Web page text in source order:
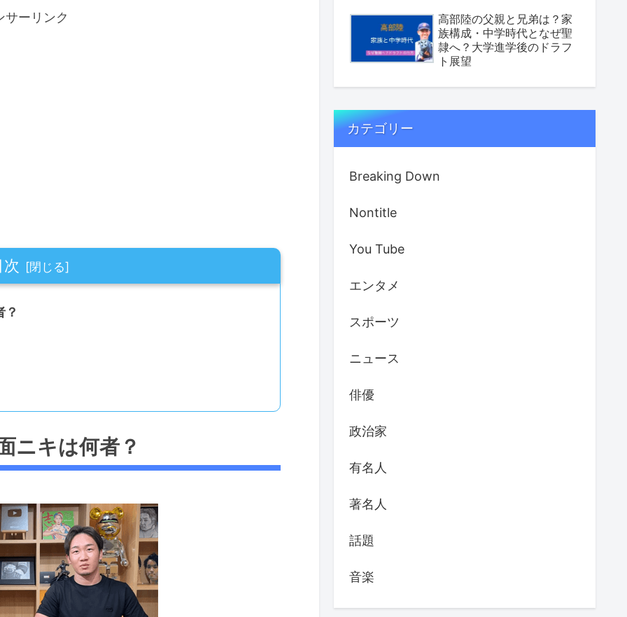
サーリンク
次
？
ニキは何者？
高部陸の父親と兄弟は？家
族構成・中学時代となぜ聖
隷へ？大学進学後のドラフ
ト展望
カテゴリー
Breaking Down
Nontitle
You Tube
エンタメ
スポーツ
ニュース
俳優
政治家
有名人
著名人
話題
音楽